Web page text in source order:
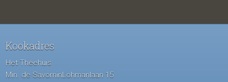
Kookadres
Het Theehuis
Min. de SavorninLohmanlaan 15